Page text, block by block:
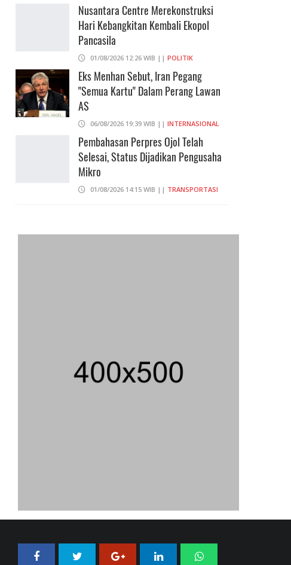
Dari Bupati Kuansing
05/08/2026 20:37 WIB ||HUKUM
Nusantara Centre Merekonstruksi
Hari Kebangkitan Kembali Ekopol
Pancasila
01/08/2026 12:26 WIB || POLITIK
Eks Menhan Sebut, Iran Pegang
"Semua Kartu" Dalam Perang Lawan
AS
06/08/2026 19:39 WIB || INTERNASIONAL
Pembahasan Perpres Ojol Telah
Selesai, Status Dijadikan Pengusaha
Mikro
01/08/2026 14:15 WIB || TRANSPORTASI
SPPG Karangturi
Maklumat Merdeka Barat
04/08/2026 22:54 WIB || MAKRO/MIKRO
03/08/2026 18:31 WIB ||PENDIDIKAN
Infrastruktur Energinya Diserang Bisa